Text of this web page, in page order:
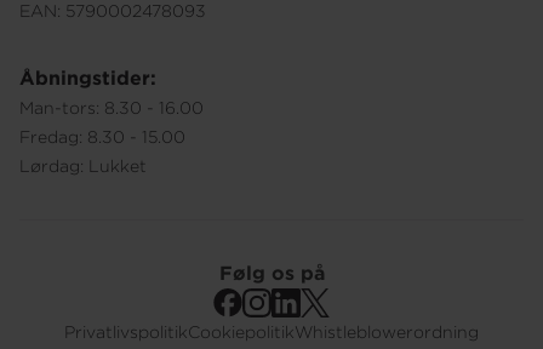
EAN: 5790002478093
Åbningstider:
Man-tors: 8.30 - 16.00
Fredag: 8.30 - 15.00
Lørdag: Lukket
PrivatlivspolitikCookiepolitikWhistleblowerordning
Følg os på